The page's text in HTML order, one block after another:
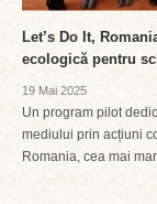
Let’s Do It,
ecologică pentru
19 Mai 2025
Un program pilot
mediului prin acțiuni
Romania, cea mai